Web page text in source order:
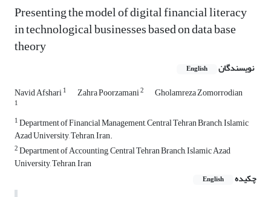
Presenting the model of digital financial literacy
in technological businesses based on data base
theory
نویسندگان English
Navid Afshari1 Zahra Poorzamani2 Gholamreza Zomorrodian
1
1Department of Financial Management, Central Tehran Branch, Islamic
Azad University, Tehran, Iran.
2Department of Accounting, Central Tehran Branch, Islamic Azad
University, Tehran, Iran
چکیده
English